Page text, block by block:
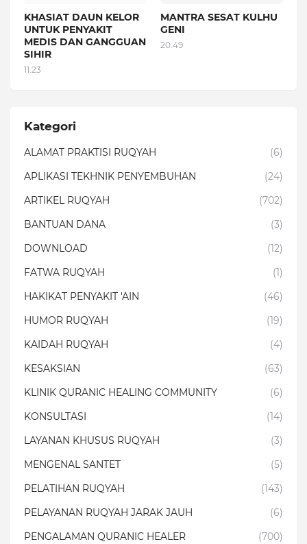
KHASIAT DAUN KELOR
UNTUK PENYAKIT
MEDIS DAN GANGGUAN
SIHIR
11.23
MANTRA SESAT KULHU
GENI
20.49
Kategori
ALAMAT PRAKTISI RUQYAH
(6)
APLIKASI TEKHNIK PENYEMBUHAN
(24)
ARTIKEL RUQYAH
(702)
BANTUAN DANA
(3)
DOWNLOAD
(12)
FATWA RUQYAH
(1)
HAKIKAT PENYAKIT 'AIN
(46)
HUMOR RUQYAH
(19)
KAIDAH RUQYAH
(4)
KESAKSIAN
(63)
KLINIK QURANIC HEALING COMMUNITY
(6)
KONSULTASI
(14)
LAYANAN KHUSUS RUQYAH
(3)
MENGENAL SANTET
(5)
PELATIHAN RUQYAH
(143)
PELAYANAN RUQYAH JARAK JAUH
(6)
PENGALAMAN QURANIC HEALER
(700)